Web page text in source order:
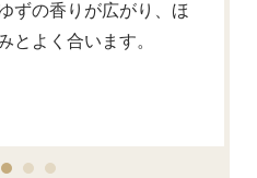
ずの香りが広がり、ほ
とよく合います。